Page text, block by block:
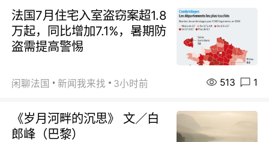
法国7月住宅入室盗窃案超1.8
万起，同比增加7.1%，暑期防
盗需提高警惕
闲聊法国 新闻我来找 3小时前 513 1
《岁月河畔的沉思》 文／白
郎峰（巴黎）